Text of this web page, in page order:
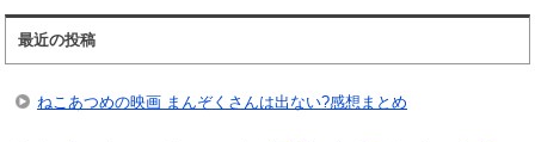
最近の投稿
ねこあつめの映画 まんぞくさんは出ない?感想まとめ